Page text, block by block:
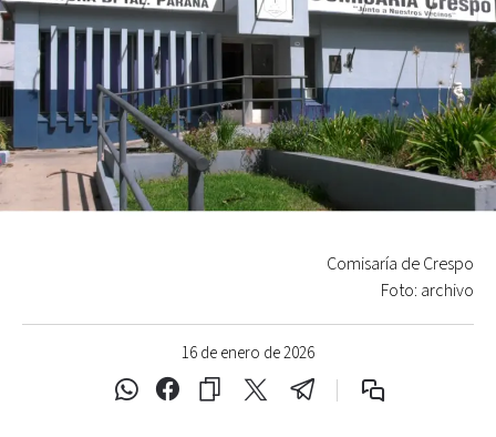
16 de enero de 2026
Comisaría de Crespo
Foto: archivo